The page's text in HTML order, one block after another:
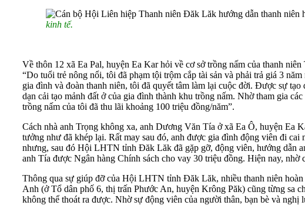
kinh tế.
Về thôn 12 xã Ea Pal, huyện Ea Kar hỏi về cơ sở trồng nấm của thanh
“Do tuổi trẻ nông nổi, tôi đã phạm tội trộm cắp tài sản và phải trả giá 3
gia đình và đoàn thanh niên, tôi đã quyết tâm làm lại cuộc đời. Được sự
dạn cải tạo mảnh đất ở của gia đình thành khu trồng nấm. Nhờ tham gia
trồng nấm của tôi đã thu lãi khoảng 100 triệu đồng/năm”.
Cách nhà anh Trọng không xa, anh Dương Văn Tía ở xã Ea Ô, huyện Ea
tưởng như đã khép lại. Rất may sau đó, anh được gia đình động viên đi
nhưng, sau đó Hội LHTN tỉnh Đăk Lăk đã gặp gỡ, động viên, hướng dẫn
anh Tía được Ngân hàng Chính sách cho vay 30 triệu đồng. Hiện nay,
Thông qua sự giúp đỡ của Hội LHTN tỉnh Đăk Lăk, nhiều thanh niên
Anh (ở Tổ dân phố 6, thị trấn Phước An, huyện Krông Păk) cũng từng sa
không thể thoát ra được. Nhờ sự động viên của người thân, bạn bè và nghị